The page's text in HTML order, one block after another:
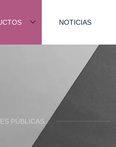
NOTICIAS
PÚBLICAS.